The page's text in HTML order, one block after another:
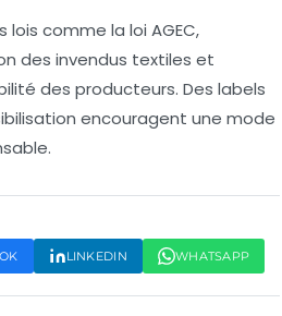
lois comme la loi AGEC,
des invendus textiles et
des producteurs. Des labels
encouragent une mode
LINKEDIN WHATSAPP